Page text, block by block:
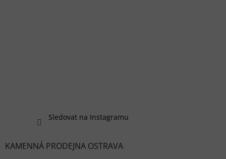
Sledovat na Instagramu
KAMENNÁ PRODEJNA OSTRAVA